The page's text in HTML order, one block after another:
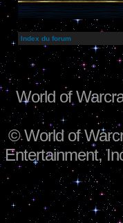
Index du forum
World of
©World of
Entertainment,